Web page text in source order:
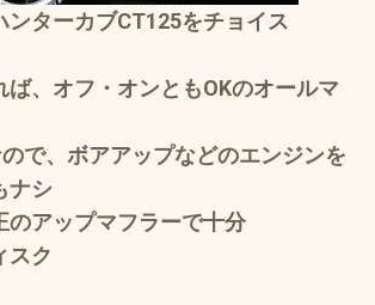
ンターカブCT125をチョイス
ば、オフ・オンともOKのオールマ
で、ボアアップなどのエンジンを
ナシ
のアップマフラーで十分
スク